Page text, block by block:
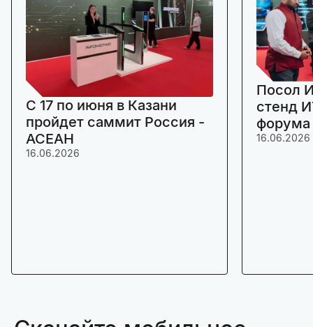
C 17 по июня в Казани
пройдет саммит Россия -
АСЕАН
16.06.2026
Посол
стенд
16.06.2026